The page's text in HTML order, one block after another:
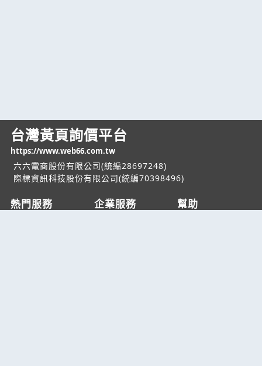
台灣黃頁詢價平台
https://www.web66.com.tw
六六電商股份有限公司(統編28697248)
際標資訊科技股份有限公司(統編70398496)
熱門服務 企業服務 幫助